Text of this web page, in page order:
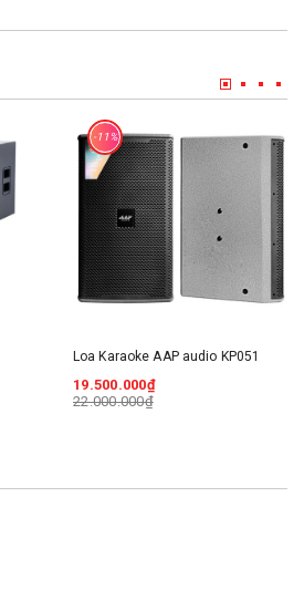
-11%
Loa Karaoke AAP audio KP051
19.500.000₫
22.000.000₫